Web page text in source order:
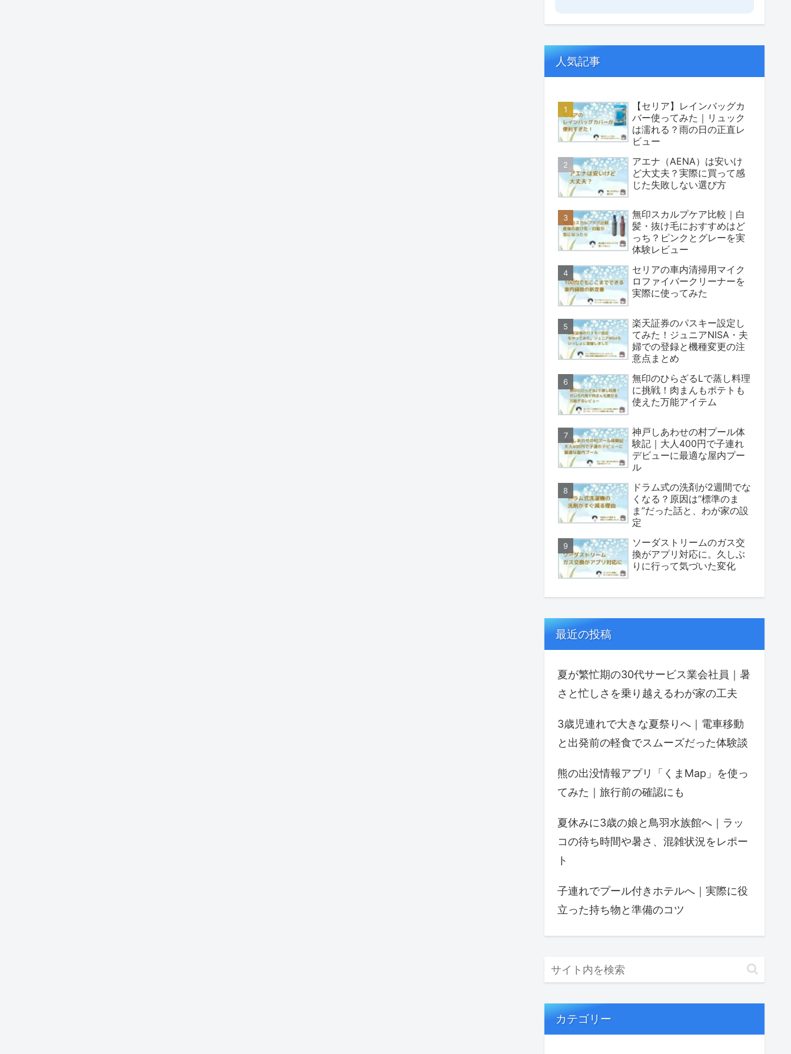
人気記事
【セリア】レインバッグカ
バー使ってみた｜リュック
は濡れる？雨の日の正直レ
ビュー
アエナ（AENA）は安いけ
ど大丈夫？実際に買って感
じた失敗しない選び方
無印スカルプケア比較｜白
髪・抜け毛におすすめはど
っち？ピンクとグレーを実
体験レビュー
セリアの車内清掃用マイク
ロファイバークリーナーを
実際に使ってみた
楽天証券のパスキー設定し
てみた！ジュニアNISA・夫
婦での登録と機種変更の注
意点まとめ
無印のひらざるLで蒸し料理
に挑戦！肉まんもポテトも
使えた万能アイテム
神戸しあわせの村プール体
験記｜大人400円で子連れ
デビューに最適な屋内プー
ル
ドラム式の洗剤が2週間でな
くなる？原因は“標準のま
ま”だった話と、わが家の設
定
ソーダストリームのガス交
換がアプリ対応に。久しぶ
りに行って気づいた変化
最近の投稿
夏が繁忙期の30代サービス業会社員｜暑
さと忙しさを乗り越えるわが家の工夫
3歳児連れで大きな夏祭りへ｜電車移動
と出発前の軽食でスムーズだった体験談
熊の出没情報アプリ「くまMap」を使っ
てみた｜旅行前の確認にも
夏休みに3歳の娘と鳥羽水族館へ｜ラッ
コの待ち時間や暑さ、混雑状況をレポー
ト
子連れでプール付きホテルへ｜実際に役
立った持ち物と準備のコツ
カテゴリー